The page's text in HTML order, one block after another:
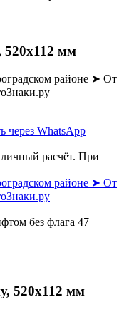
520х112 мм
расчёт. При
520х112 мм